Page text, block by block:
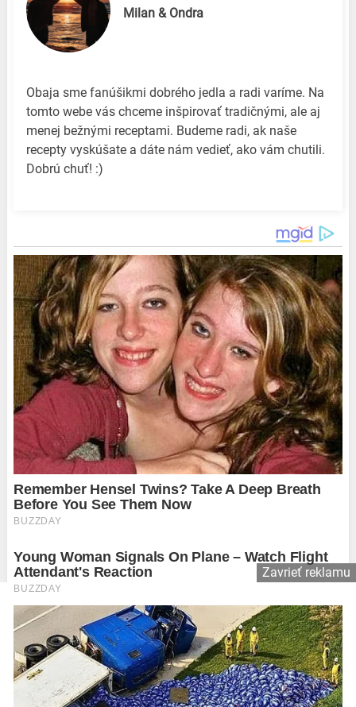
Milan & Ondra
Obaja sme fanúšikmi dobrého jedla a radi varíme. Na
tomto webe vás chceme inšpirovať tradičnými, ale aj
menej bežnými receptami. Budeme radi, ak naše
recepty vyskúšate a dáte nám vedieť, ako vám chutili.
Dobrú chuť! :)
Zavrieť reklamu